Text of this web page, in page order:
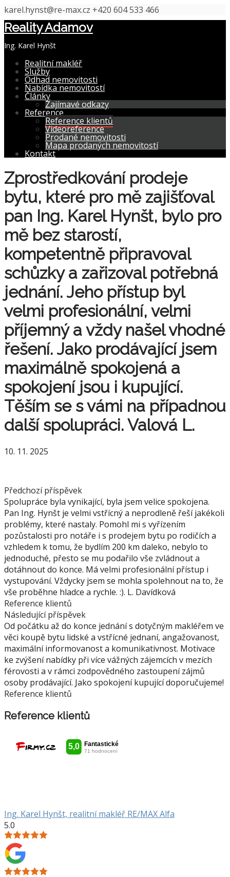
karel.hynst@re-max.cz +420 604 533 466
Reality Adamov
Ing. Karel Hynšt
Realitní makléř
Služby
Odhad nemovitosti
Nabídka nemovitostí
Články
Zajímavé odkazy
Reference
Reference klientů
Videoreference
Prodané nemovitosti
Mapa prodaných nemovitostí
Kontakt
Zprostředkování prodeje
bytu, které pro mě zajišťoval
pan Ing. Karel Hynšt, bylo pro
mě bez starostí,
kompetentně připravoval
schůzky a zařizoval potřebná
jednání. Jeho přístup byl
velmi profesionální, velmi
příjemný a vždy našel vhodné
řešení. Jako prodávající jsem
maximálně spokojená a
spokojení jsou i kupující.
Těším se s vámi na případnou
další spolupráci. Valová L.
10. 11. 2025
Předchozí příspěvek
Spolupráce byla vynikající, byla jsem velice spokojena.
Pan Ing. Hynšt je velmi vstřícný a neprodleně řeší jakékoli
problémy, které nastaly. Pomohl mi s vyřízením
pozůstalosti pro notáře i s prodejem bytu po rodičích a
vzhledem k tomu, že bydlím 200 km daleko, nebylo to
jednoduché, přesto se mu podařilo vše zvládnout a
dotáhnout do konce. Má velmi profesionální přístup i
vystupování. Vždycky jsem se mohla spolehnout na to, že
vše proběhne hladce a rychle. :). L. Davídková
Reference klientů
Následující příspěvek
Od počátku až do konce jednání s dotyčným makléřem ve
věci koupě bytu lidské a vstřícné jednaní, angažovanost,
maximální informovanost a komunikativnost. Motivace
ke zvýšení nabídky při více vážných zájemcích v mezích
férovosti a v rámci zodpovědného zastoupení zájmů
osoby prodávající. Jako spokojení kupující doporučujeme!
Reference klientů
Reference klientů
Ing. Karel Hynšt, realitní makléř RE/MAX Alfa
5.0